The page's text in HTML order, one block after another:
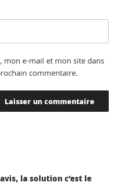
mon e-mail et mon site dans
commentaire.
la solution c’est le